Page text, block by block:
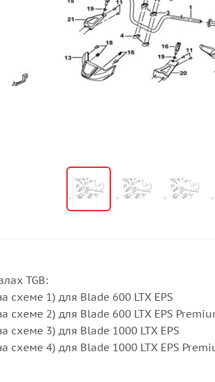
TGB:
схеме 1) для Blade 600 LTX EPS
схеме 2) для Blade 600 LTX EPS
схеме 3) для Blade 1000 LTX EPS
схеме 4) для Blade 1000 LTX EPS